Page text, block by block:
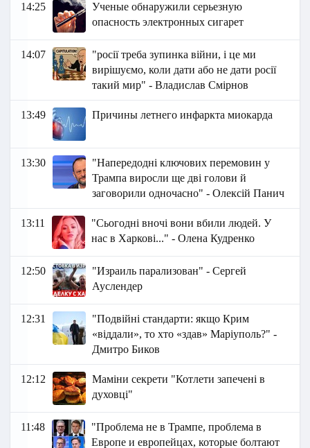
14:25
Ученые обнаружили серьезную
опасность электронных сигарет
14:07
"росії треба зупинка війни, і це ми
вирішуємо, коли дати або не дати росії
такий мир" - Владислав Смірнов
13:49 Причины летнего инфаркта миокарда
13:30
"Напередодні ключових перемовин у
Трампа виросли ще дві голови й
заговорили одночасно" - Олексій Панич
13:11
"Сьогодні вночі вони вбили людей. У
нас в Харкові..." - Олена Кудренко
12:50
"Израиль парализован" - Сергей
Ауслендер
12:31
"Подвійні стандарти: якщо Крим
«віддали», то хто «здав» Маріуполь?" -
Дмитро Биков
12:12
Маміни секрети "Котлети запечені в
духовці"
11:48
"Проблема не в Трампе, проблема в
Европе и европейцах, которые болтают